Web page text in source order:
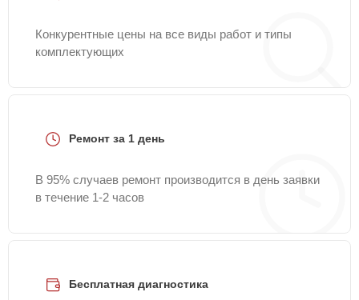
Конкурентные цены на все виды работ и типы
комплектующих
Ремонт за 1 день
В 95% случаев ремонт производится в день заявки
в течение 1-2 часов
Бесплатная диагностика